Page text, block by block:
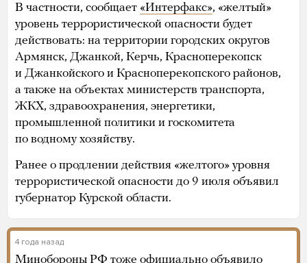
В частности, сообщает «Интерфакс», «желтый»
уровень террористической опасности будет
действовать: на территории городских округов
Армянск, Джанкой, Керчь, Красноперекопск
и Джанкойского и Красноперекопского районов,
а также на объектах министерств транспорта,
ЖКХ, здравоохранения, энергетики,
промышленной политики и госкомитета
по водному хозяйству.
Ранее о продлении действия «желтого» уровня
террористической опасности до 9 июля объявил
губернатор Курской области.
4 года назад
Минобороны РФ тоже официально объявило